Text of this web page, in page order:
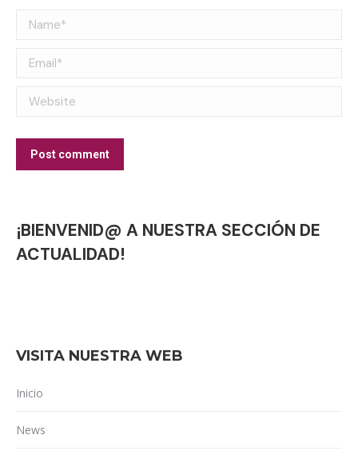
Name *
Email *
Website
Post comment
¡BIENVENID@ A NUESTRA SECCIÓN DE
ACTUALIDAD!
VISITA NUESTRA WEB
Inicio
News